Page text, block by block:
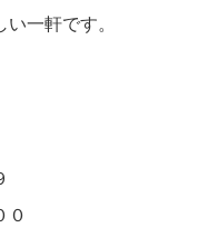
一軒です。
０